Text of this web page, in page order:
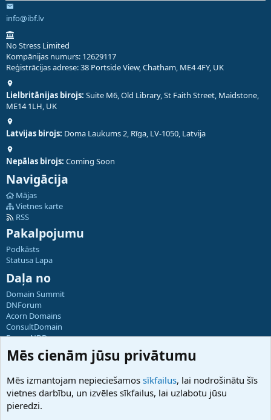
info@ibf.lv
No Stress Limited
Kompānijas numurs: 12629117
Reģistrācijas adrese: 38 Portside View, Chatham, ME4 4FY, UK
Lielbritānijas birojs: Suite M6, Old Library, St Faith Street, Maidstone,
ME14 1LH, UK
Latvijas birojs: Doma Laukums 2, Rīga, LV-1050, Latvija
Nepālas birojs: Coming Soon
Navigācija
Mājas
Vietnes karte
RSS
Pakalpojumu
Podkāsts
Statusa Lapa
Daļa no
Domain Summit
DNForum
Acorn Domains
ConsultDomain
ForumNDD
Domainforum.ro
27.be
Hostmaria
Atbalsts
Mēs cienām jūsu privātumu
Mēs izmantojam nepieciešamos sīkfailus, lai nodrošinātu šīs
vietnes darbību, un izvēles sīkfailus, lai uzlabotu jūsu
pieredzi.